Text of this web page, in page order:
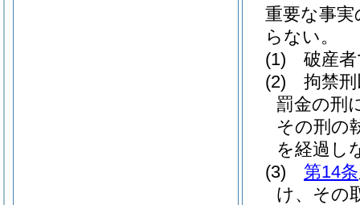
重要な事
らない。
(1)
破産
(2)
拘禁
罰金の刑
その刑の
を経過し
(3)
第14条
け、その